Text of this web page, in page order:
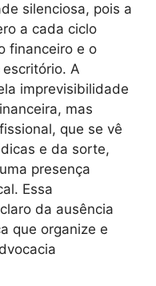
silenciosa, pois a
a cada ciclo
financeiro e o
A
imprevisibilidade
mas
que se vê
e da sorte,
presença
Essa
da ausência
que organize e